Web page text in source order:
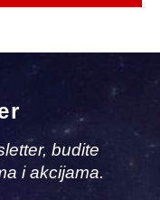
budite
i akcijama.